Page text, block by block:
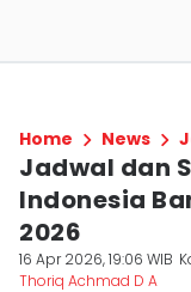
Home News
Jadwal dan
Indonesia
2026
16 Apr 2026, 19:06 WIB
Thoriq Achmad D A